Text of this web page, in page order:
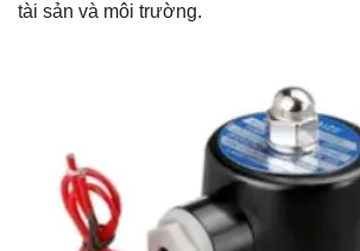
tài sản và môi trường.